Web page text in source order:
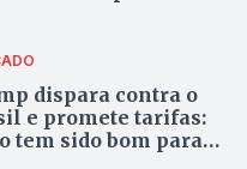
dispara contra o
e promete tarifas:
tem sido bom para